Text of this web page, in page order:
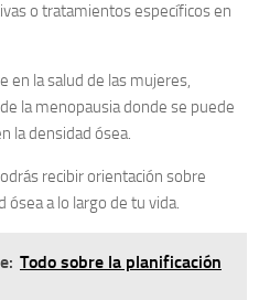
o tratamientos específicos en
en la salud de las mujeres,
la menopausia donde se puede
la densidad ósea.
recibir orientación sobre
a lo largo de tu vida.
Todo sobre la planificación